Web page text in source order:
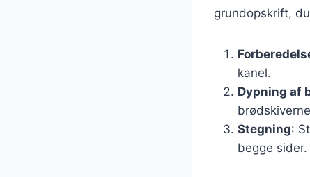
grundopskrift,
kanel.
Dypning af
Stegning:
begge sider.